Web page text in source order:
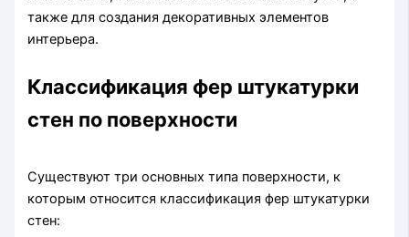
также для создания декоративных элементов
интерьера.
Классификация фер штукатурки
стен по поверхности
Существуют три основных типа поверхности, к
которым относится классификация фер штукатурки
стен: